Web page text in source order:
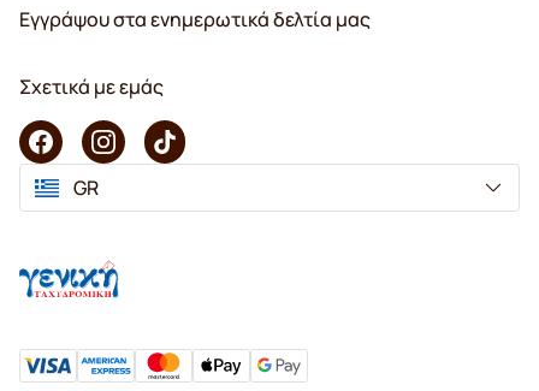
Εγγράψου στα ενημερωτικά δελτία μας
Σχετικά με εμάς
GR